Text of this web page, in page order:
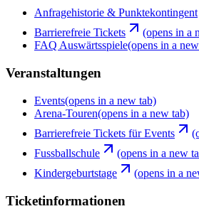
Anfragehistorie & Punktekontingent
Barrierefreie Tickets
(opens in a
FAQ Auswärtsspiele(opens in a
Veranstaltungen
Events(opens in a new tab)
Arena-Touren(opens in a new tab)
Barrierefreie Tickets für Events
Fussballschule
(opens in a new
Kindergeburtstage
(opens in a
Ticketinformationen